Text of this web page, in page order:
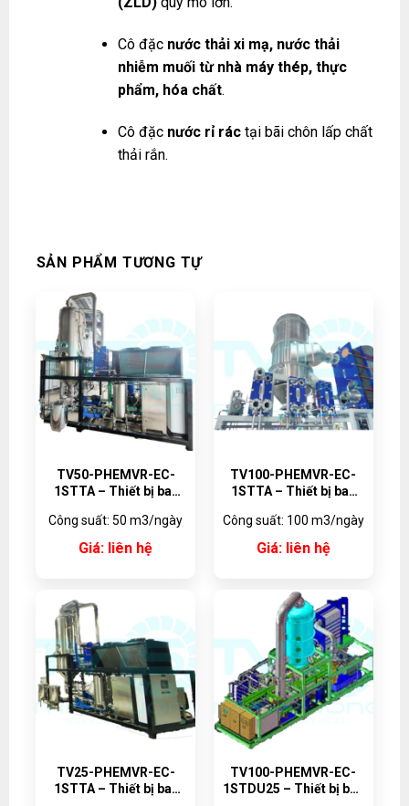
Cô đặc nước thải xi mạ, nước thải
nhiễm muối từ nhà máy thép, thực
phẩm, hóa chất.
Cô đặc nước rỉ ráctại bãi chôn lấp chất
thải rắn.
SẢN PHẨM TƯƠNG TỰ
TV50-PHEMVR-EC-
1STTA – Thiết bị bay
nhiệt dạng tấm, vật liệu
Titanium
Công suất: 50 m3/ngày
Giá: liên hệ
TV100-PHEMVR-EC-
1STTA – Thiết bị bay
nhiệt dạng tấm, vật liệu
Titanium
Công suất: 100 m3/ngày
Giá: liên hệ
TV25-PHEMVR-EC-
1STTA – Thiết bị bay
TV100-PHEMVR-EC-
1STDU25 – Thiết bị bay